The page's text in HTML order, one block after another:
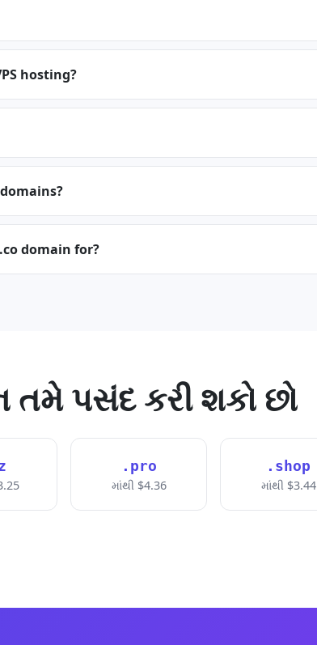
hosting?
domain for?
પસંદ કરી શકો છો
.pro
માંથી $4.36
.shop
માંથી $3.44